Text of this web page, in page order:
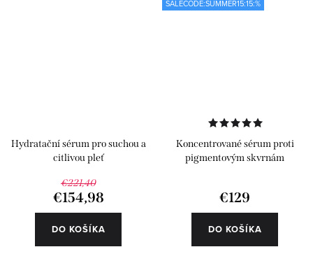
Hydratační sérum pro suchou a
citlivou pleť
€221,40
€154,98
DO KOŠÍKA
SALECODE:SUMMER15:15:%
Koncentrované sérum proti
pigmentovým skvrnám
€129
DO KOŠÍKA